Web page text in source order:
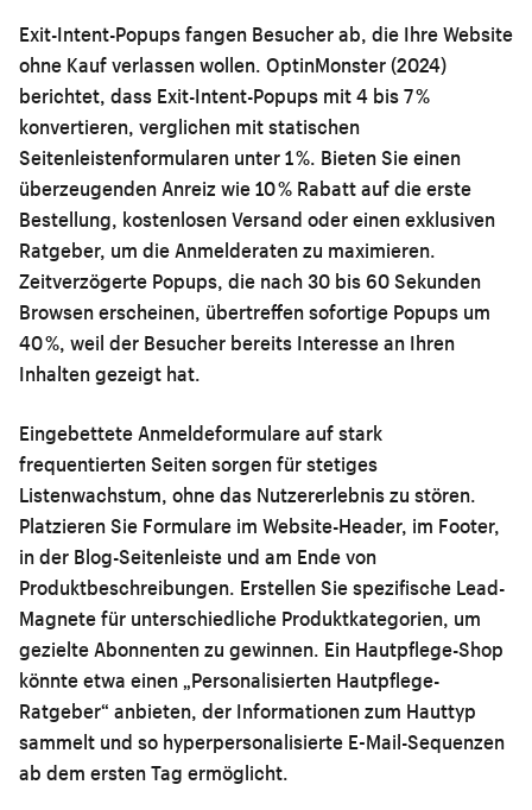
Exit-Intent-Popups fangen Besucher ab, die Ihre Website
ohne Kauf verlassen wollen. OptinMonster (2024)
berichtet, dass Exit-Intent-Popups mit 4 bis 7 %
konvertieren, verglichen mit statischen
Seitenleistenformularen unter 1 %. Bieten Sie einen
überzeugenden Anreiz wie 10 % Rabatt auf die erste
Bestellung, kostenlosen Versand oder einen exklusiven
Ratgeber, um die Anmelderaten zu maximieren.
Zeitverzögerte Popups, die nach 30 bis 60 Sekunden
Browsen erscheinen, übertreffen sofortige Popups um
40 %, weil der Besucher bereits Interesse an Ihren
Inhalten gezeigt hat.
Eingebettete Anmeldeformulare auf stark
frequentierten Seiten sorgen für stetiges
Listenwachstum, ohne das Nutzererlebnis zu stören.
Platzieren Sie Formulare im Website-Header, im Footer,
in der Blog-Seitenleiste und am Ende von
Produktbeschreibungen. Erstellen Sie spezifische Lead-
Magnete für unterschiedliche Produktkategorien, um
gezielte Abonnenten zu gewinnen. Ein Hautpflege-Shop
könnte etwa einen „Personalisierten Hautpflege-
Ratgeber“ anbieten, der Informationen zum Hauttyp
sammelt und so hyperpersonalisierte E-Mail-Sequenzen
ab dem ersten Tag ermöglicht.